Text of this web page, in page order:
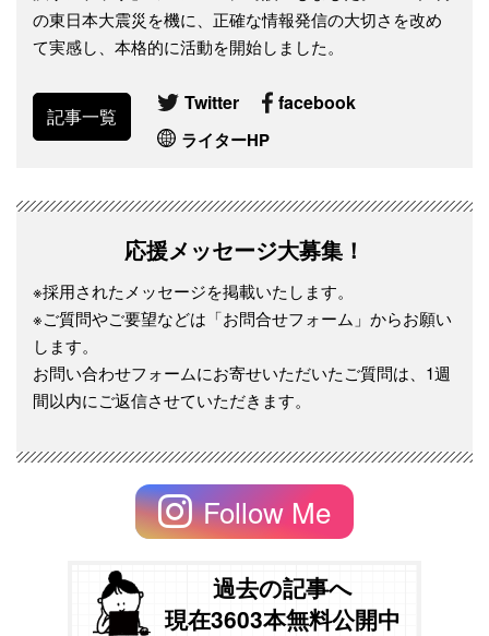
の東日本大震災を機に、正確な情報発信の大切さを改め
て実感し、本格的に活動を開始しました。
記事一覧
Twitter facebook
ライターHP
応援メッセージ大募集！
※採用されたメッセージを掲載いたします。
※ご質問やご要望などは「お問合せフォーム」からお願い
します。
お問い合わせフォームにお寄せいただいたご質問は、1週
間以内にご返信させていただきます。
Follow Me
過去の記事へ
現在3603本無料公開中